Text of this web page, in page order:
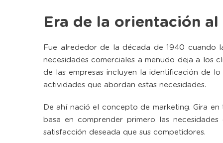
Era de la orientación
Fue alrededor de la década de 1940 cuando
necesidades comerciales a menudo deja a los
de las empresas incluyen la identificación de
actividades que abordan estas necesidades.
De ahí nació el concepto de marketing. Gira
basa en comprender primero las
satisfacción deseada que sus competidores.